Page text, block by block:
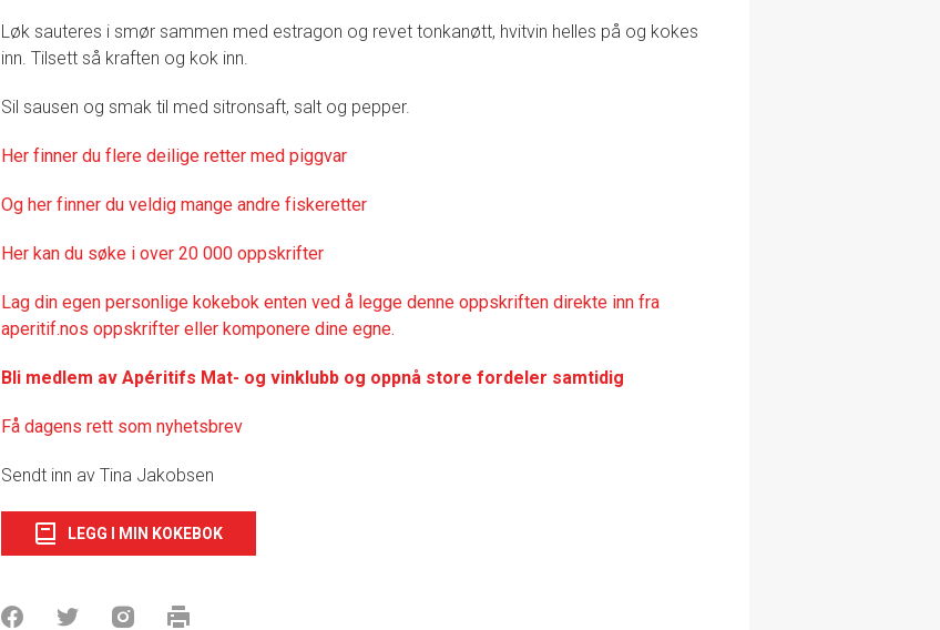
Løk sauteres i smør sammen med estragon og revet tonkanøtt, hvitvin helles på og kokes
inn. Tilsett så kraften og kok inn.
Sil sausen og smak til med sitronsaft, salt og pepper.
Her finner du flere deilige retter med piggvar
Og her finner du veldig mange andre fiskeretter
Her kan du søke i over 20 000 oppskrifter
Lag din egen personlige kokebok enten ved å legge denne oppskriften direkte inn fra
aperitif.nos oppskrifter eller komponere dine egne.
Bli medlem av Apéritifs Mat- og vinklubb og oppnå store fordeler samtidig
Få dagens rett som nyhetsbrev
Sendt inn av Tina Jakobsen
LEGG I MIN KOKEBOK